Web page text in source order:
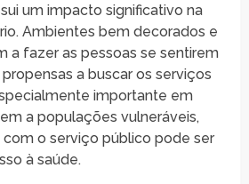
um impacto significativo na
Ambientes bem decorados e
a fazer as pessoas se sentirem
a buscar os serviços
importante em
a populações vulneráveis,
o serviço público pode ser
à saúde.